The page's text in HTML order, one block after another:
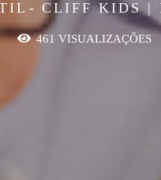
CLIFF KIDS |
461 VISUALIZAÇÕES